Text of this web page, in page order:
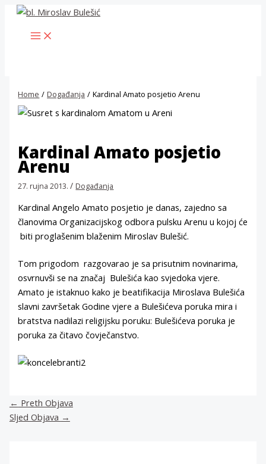
Skip
content
MAIN
MENU
Home Događanja Kardinal Amato posjetio Arenu
Kardinal Amato posjetio
Arenu
27. rujna 2013./ Događanja
Kardinal Angelo Amato posjetio je danas, zajedno sa
članovima Organizacijskog odbora pulsku Arenu u kojoj će
biti proglašenim blaženim Miroslav Bulešić.
Tom prigodom razgovarao je sa prisutnim novinarima,
osvrnuvši se na značaj Bulešića kao svjedoka vjere.
Amato je istaknuo kako je beatifikacija Miroslava Bulešića
slavni završetak Godine vjere a Bulešićeva poruka mira i
bratstva nadilazi religijsku poruku: Bulešićeva poruka je
poruka za čitavo čovječanstvo.
← Preth Objava
Sljed Objava →